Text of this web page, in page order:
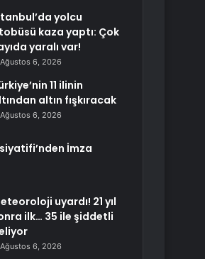
yolcu
kaza yaptı: Çok
yaralı var!
Ağustos 6, 2026
11 ilinin
altın fışkıracak
Ağustos 6, 2026
İmza
uyardı! 21 yıl
ilk… 35 ile şiddetli
Ağustos 6, 2026